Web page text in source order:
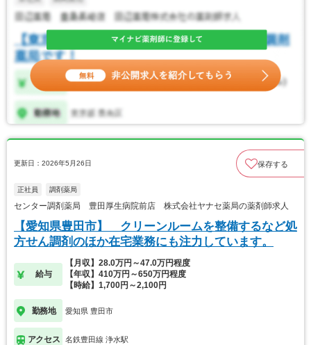
更新日：2026年5月26日 保存する
正社員 調剤薬局
センター調剤薬局 豊田厚生病院前店 株式会社ヤナセ薬局の薬剤師求人
【愛知県豊田市】 クリーンルームを整備するなど処
方せん調剤のほか在宅業務にも注力しています。
給与
【月収】28.0万円～47.0万円程度
【年収】410万円～650万円程度
【時給】1,700円～2,100円
勤務地 愛知県 豊田市
アクセス 名鉄豊田線 浄水駅